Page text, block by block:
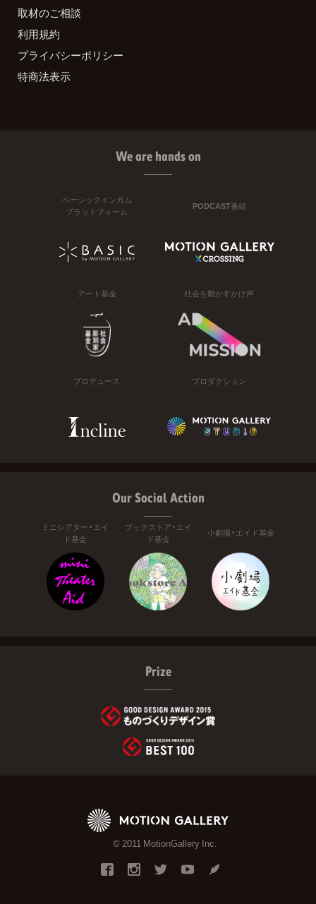
取材のご相談
利用規約
プライバシーポリシー
特商法表示
We are hands on
ベーシックインカム
プラットフォーム
PODCAST番組
アート基金 社会を動かすかけ声
プロデュース プロダクション
Our Social Action
ミニシアター・エイ
ド基金
ブックストア・エイ
ド基金
小劇場・エイド基金
Prize
© 2011 MotionGallery Inc.